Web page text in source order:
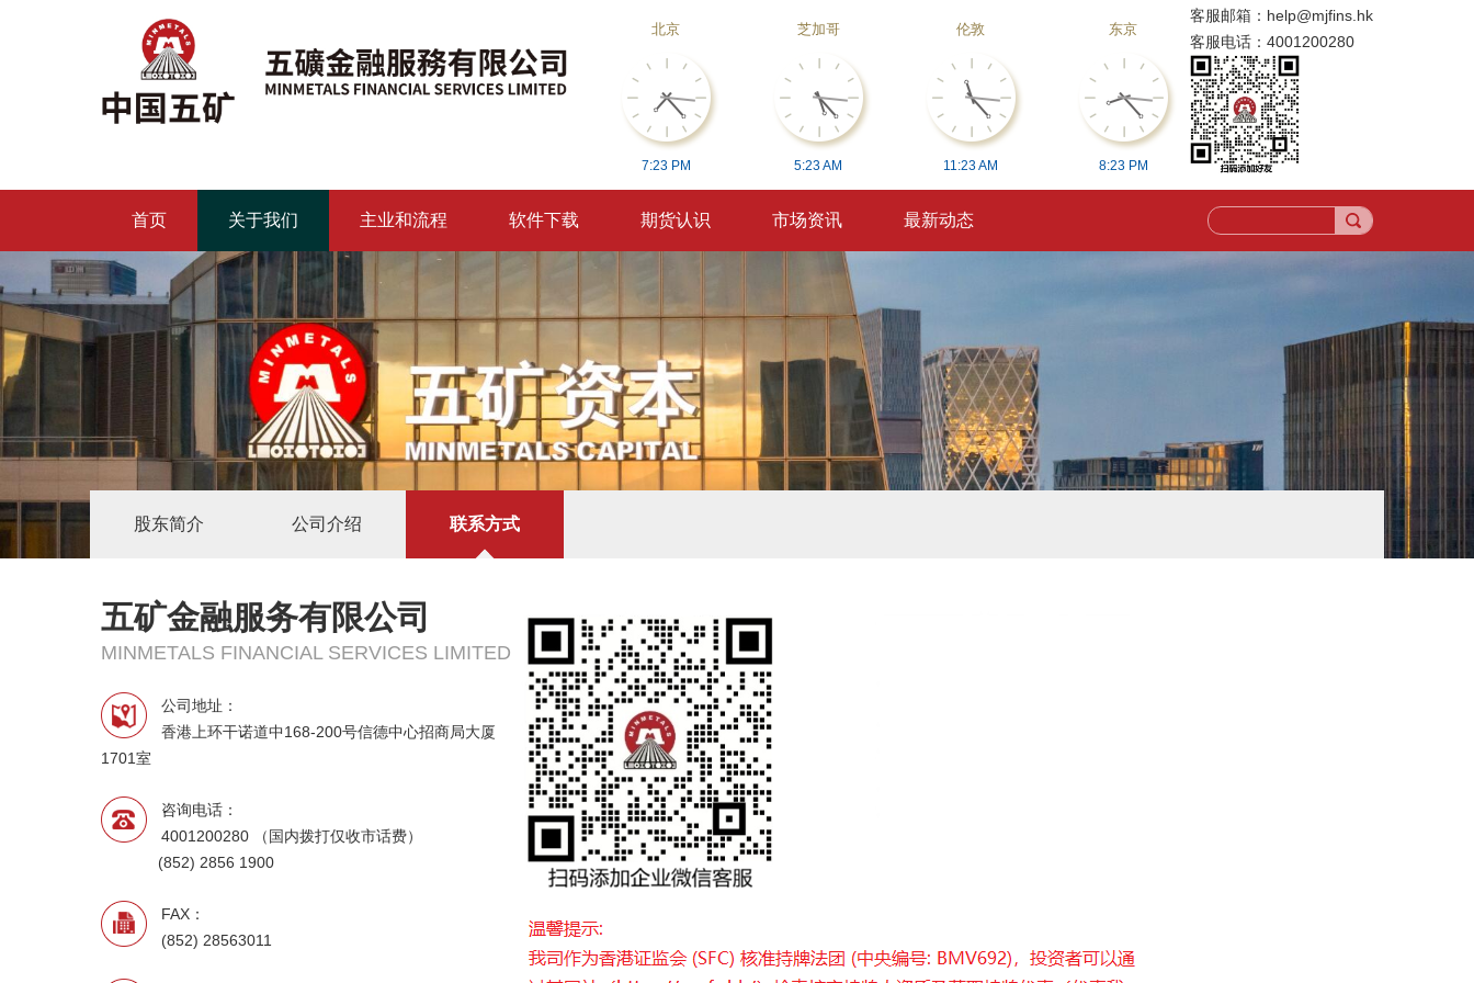
北京
7:23 PM
芝加哥
5:23AM
伦敦
11:23AM
东京
8:23 PM
客服邮箱： help@mjfins.hk
客服电话： 4001200280
首页 关于我们 主业和流程 软件下载 期货认识 市场资讯 最新动态
股东简介 公司介绍 联系方式
五矿金融服务有限公司
MINMETALS FINANCIAL SERVICES LIMITED
公司地址：
香港上环干诺道中168-200号信德中心招商局大厦
1701室
咨询电话：
4001200280 （国内拨打仅收市话费）
(852) 2856 1900
FAX：
(852) 28563011